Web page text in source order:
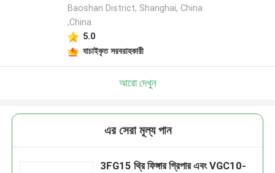
Baoshan District, Shanghai, China
,China
5.0
যাচাইকৃত সরবরাহকারী
আরো দেখুন
এর সেরা মূল্য পান
3FG15 থ্রি ফিঙ্গার গ্রিপার এবং VGC10-